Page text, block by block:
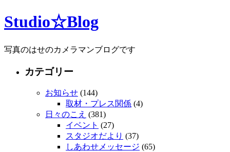
Studio☆Blog
写真のはせのカメラマンブログです
カテゴリー
お知らせ (144)
取材・プレス関係 (4)
日々のこえ (381)
イベント (27)
スタジオだより (37)
しあわせメッセージ (65)